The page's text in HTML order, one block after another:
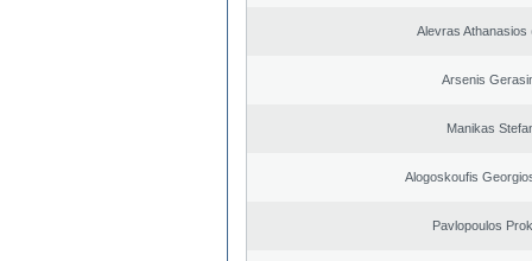
Alevras Athanasios
Arsenis
Manikas
Alogoskoufis
Pavlopoulos